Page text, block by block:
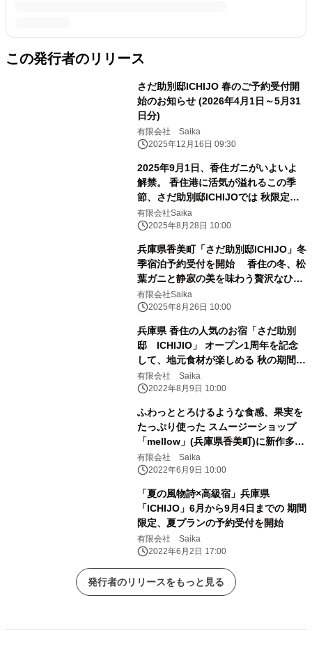
この発行者のリリース
さだ助別邸ICHIJO 春のご予約受付開
始のお知らせ (2026年4月1日～5月31
日分)
有限会社 Saika
2025年12月16日 09:30
2025年9月1日、香住ガニがいよいよ
解禁。 香住港に活気が溢れるこの季
節、さだ助別邸ICHIJOでは 秋限定の
宿泊プランをご用意しました。
有限会社Saika
2025年8月28日 10:00
兵庫県香美町「さだ助別邸ICHIJO」冬
季宿泊予約受付を開始 香住の冬、松
葉ガニと静寂の美を味わう贅沢なひと
とき
有限会社Saika
2025年8月26日 10:00
兵庫県 香住の人気のお宿「さだ助別
邸 ICHIJIO」 オープン1周年を記念
して、地元食材が楽しめる 秋の期間限
定プランが登場！
有限会社 Saika
2022年8月9日 10:00
ふわっととろけるような食感、果実を
たっぷり使った スムージーショップ
「mellow」(兵庫県香美町)に新作多数
登場！
有限会社 Saika
2022年6月9日 10:00
「夏の風物詩×高級宿」兵庫県
「ICHIJO」6月から9月4日までの 期間
限定、夏プランの予約受付を開始
有限会社 Saika
2022年6月2日 17:00
発行者のリリースをもっと見る